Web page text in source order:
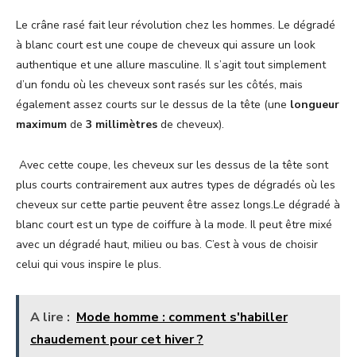
Le crâne rasé fait leur révolution chez les hommes. Le dégradé
à blanc court est une coupe de cheveux qui assure un look
authentique et une allure masculine. Il s’agit tout simplement
d’un fondu où les cheveux sont rasés sur les côtés, mais
également assez courts sur le dessus de la tête (une longueur
maximum de 3 millimètres de cheveux).
Avec cette coupe, les cheveux sur les dessus de la tête sont
plus courts contrairement aux autres types de dégradés où les
cheveux sur cette partie peuvent être assez longs.Le dégradé à
blanc court est un type de coiffure à la mode. Il peut être mixé
avec un dégradé haut, milieu ou bas. C’est à vous de choisir
celui qui vous inspire le plus.
A lire : Mode homme : comment s'habiller
chaudement pour cet hiver ?